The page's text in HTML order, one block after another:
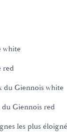
white
red
du Giennois white
du Giennois red
les plus